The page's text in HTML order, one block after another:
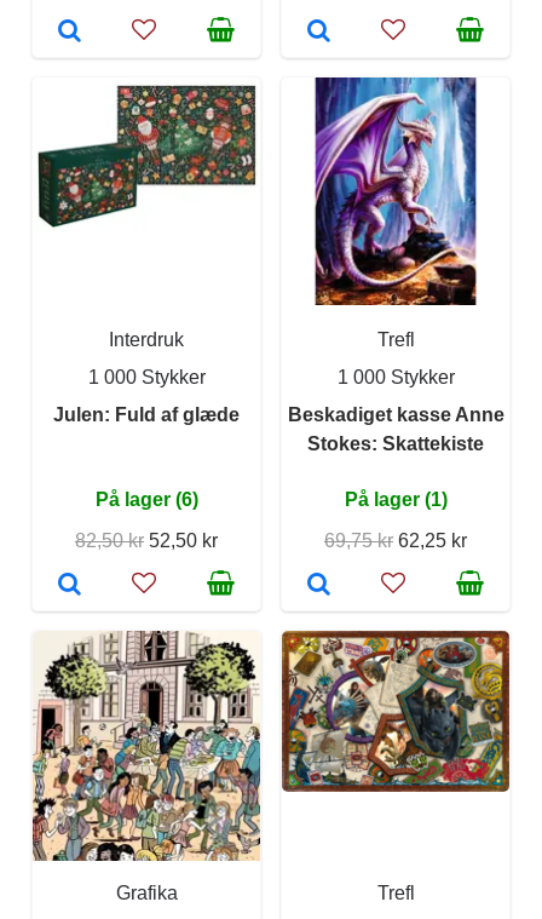
Interdruk
1 000 Stykker
Julen: Fuld af glæde
På lager (6)
82,50 kr 52,50 kr
Trefl
1 000 Stykker
Beskadiget kasse Anne
Stokes: Skattekiste
På lager (1)
69,75 kr 62,25 kr
Grafika
Trefl